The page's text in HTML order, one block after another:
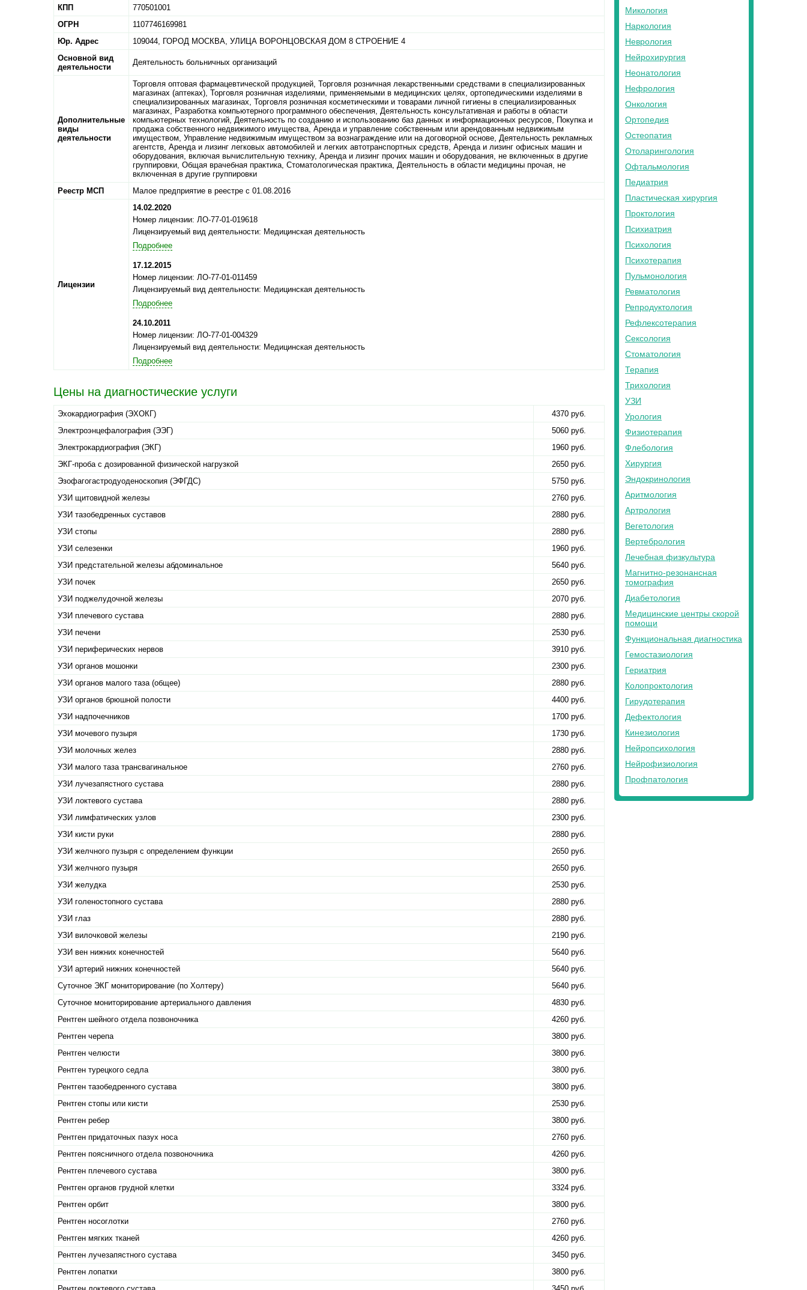
КПП
770501001
ОГРН
1107746169981
Юр. Адрес
109044, ГОРОД МОСКВА, УЛИЦА ВОРОНЦОВСКАЯ ДОМ 8 СТРОЕНИЕ 4
Основной вид
деятельности
Деятельность больничных организаций
Дополнительные
виды
деятельности
Торговля оптовая фармацевтической продукцией, Торговля розничная лекарственными средствами в специализированных
магазинах (аптеках), Торговля розничная изделиями, применяемыми в медицинских целях, ортопедическими изделиями в
специализированных магазинах, Торговля розничная косметическими и товарами личной гигиены в специализированных
магазинах, Разработка компьютерного программного обеспечения, Деятельность консультативная и работы в области
компьютерных технологий, Деятельность по созданию и использованию баз данных и информационных ресурсов, Покупка и
продажа собственного недвижимого имущества, Аренда и управление собственным или арендованным недвижимым
имуществом, Управление недвижимым имуществом за вознаграждение или на договорной основе, Деятельность рекламных
агентств, Аренда и лизинг легковых автомобилей и легких автотранспортных средств, Аренда и лизинг офисных машин и
оборудования, включая вычислительную технику, Аренда и лизинг прочих машин и оборудования, не включенных в другие
группировки, Общая врачебная практика, Стоматологическая практика, Деятельность в области медицины прочая, не
включенная в другие группировки
Реестр МСП
Малое предприятие в реестре с 01.08.2016
Лицензии
14.02.2020
Номер лицензии: ЛО-77-01-019618
Лицензируемый вид деятельности: Медицинская деятельность
Подробнее
17.12.2015
Номер лицензии: ЛО-77-01-011459
Лицензируемый вид деятельности: Медицинская деятельность
Подробнее
24.10.2011
Номер лицензии: ЛО-77-01-004329
Лицензируемый вид деятельности: Медицинская деятельность
Подробнее
Цены на диагностические услуги
Эхокардиография (ЭХОКГ)
4370 руб.
Электроэнцефалография (ЭЭГ)
5060 руб.
Электрокардиография (ЭКГ)
1960 руб.
ЭКГ-проба с дозированной физической нагрузкой
2650 руб.
Эзофагогастродуоденоскопия (ЭФГДС)
5750 руб.
УЗИ щитовидной железы
2760 руб.
УЗИ тазобедренных суставов
2880 руб.
УЗИ стопы
2880 руб.
УЗИ селезенки
1960 руб.
УЗИ предстательной железы абдоминальное
5640 руб.
УЗИ почек
2650 руб.
УЗИ поджелудочной железы
2070 руб.
УЗИ плечевого сустава
2880 руб.
УЗИ печени
2530 руб.
УЗИ периферических нервов
3910 руб.
УЗИ органов мошонки
2300 руб.
УЗИ органов малого таза (общее)
2880 руб.
УЗИ органов брюшной полости
4400 руб.
УЗИ надпочечников
1700 руб.
УЗИ мочевого пузыря
1730 руб.
УЗИ молочных желез
2880 руб.
УЗИ малого таза трансвагинальное
2760 руб.
УЗИ лучезапястного сустава
2880 руб.
УЗИ локтевого сустава
2880 руб.
УЗИ лимфатических узлов
2300 руб.
УЗИ кисти руки
2880 руб.
УЗИ желчного пузыря с определением функции
2650 руб.
УЗИ желчного пузыря
2650 руб.
УЗИ желудка
2530 руб.
УЗИ голеностопного сустава
2880 руб.
УЗИ глаз
2880 руб.
УЗИ вилочковой железы
2190 руб.
УЗИ вен нижних конечностей
5640 руб.
УЗИ артерий нижних конечностей
5640 руб.
Суточное ЭКГ мониторирование (по Холтеру)
5640 руб.
Суточное мониторирование артериального давления
4830 руб.
Рентген шейного отдела позвоночника
4260 руб.
Рентген черепа
3800 руб.
Рентген челюсти
3800 руб.
Рентген турецкого седла
3800 руб.
Рентген тазобедренного сустава
3800 руб.
Рентген стопы или кисти
2530 руб.
Рентген ребер
3800 руб.
Рентген придаточных пазух носа
2760 руб.
Рентген поясничного отдела позвоночника
4260 руб.
Рентген плечевого сустава
3800 руб.
Рентген органов грудной клетки
3324 руб.
Рентген орбит
3800 руб.
Рентген носоглотки
2760 руб.
Рентген мягких тканей
4260 руб.
Рентген лучезапястного сустава
3450 руб.
Рентген лопатки
3800 руб.
Микология
Наркология
Неврология
Нейрохирургия
Неонатология
Нефрология
Онкология
Ортопедия
Остеопатия
Отоларингология
Офтальмология
Педиатрия
Пластическая хирургия
Проктология
Психиатрия
Психология
Психотерапия
Пульмонология
Ревматология
Репродуктология
Рефлексотерапия
Сексология
Стоматология
Терапия
Трихология
УЗИ
Урология
Физиотерапия
Флебология
Хирургия
Эндокринология
Аритмология
Артрология
Вегетология
Вертебрология
Лечебная физкультура
Магнитно-резонансная
томография
Диабетология
Медицинские центры скорой
помощи
Функциональная диагностика
Гемостазиология
Гериатрия
Колопроктология
Гирудотерапия
Дефектология
Кинезиология
Нейропсихология
Нейрофизиология
Профпатология